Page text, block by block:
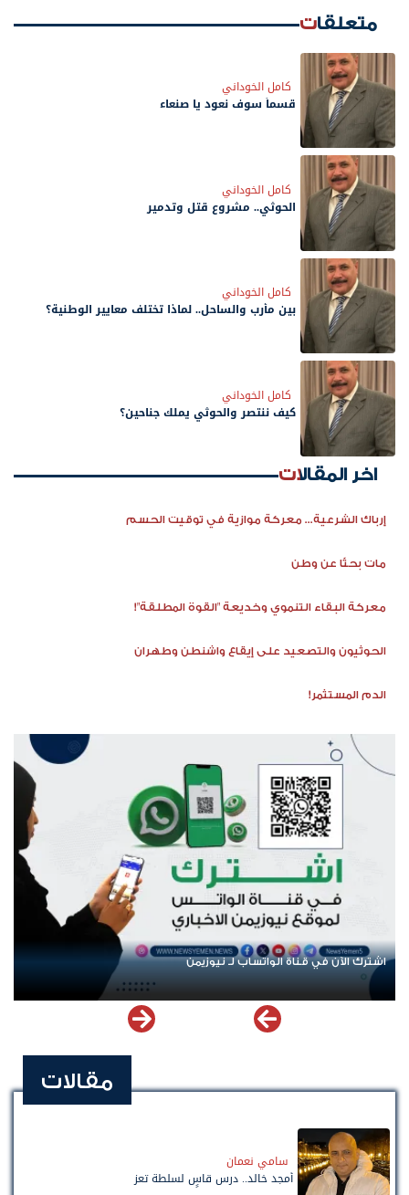
متعلقات
كامل الخوداني
قسماً سوف نعود يا صنعاء
كامل الخوداني
الحوثي.. مشروع قتل وتدمير
كامل الخوداني
بين مأرب والساحل.. لماذا تختلف معايير الوطنية؟
كامل الخوداني
كيف ننتصر والحوثي يملك جناحين؟
اخر المقالات
إرباك الشرعية... معركة موازية في توقيت الحسم
مات بحثًا عن وطن
معركة البقاء التنموي وخديعة "القوة المطلقة"!
الحوثيون والتصعيد على إيقاع واشنطن وطهران
الدم المستثمر!
اشترك الآن في قناة الواتساب لـ نيوزيمن
مقالات
سامي نعمان
أمجد خالد.. درس قاسٍ لسلطة تعز